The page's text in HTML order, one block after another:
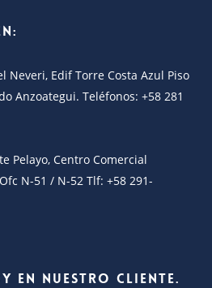
Neveri, Edif Torre Costa Azul Piso
Anzoategui. Teléfonos: +58 281
Pelayo, Centro Comercial
N-51 / N-52 Tlf: +58 291-
en nuestro cliente.